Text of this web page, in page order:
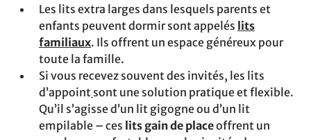
Les lits extra larges dans lesquels parents et
enfants peuvent dormir sont appelés lits
familiaux. Ils offrent un espace généreux pour
toute la famille.
Si vous recevez souvent des invités, les lits
d’appoint sont une solution pratique et flexible.
Qu’il s’agisse d’un lit gigogne ou d’un lit
empilable – ces lits gain de placeoffrent un